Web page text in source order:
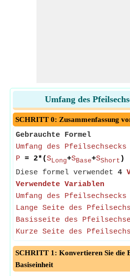
Umfang des
SCHRITT 0: Zusammenfassung
Gebrauchte Formel
Umfang des Pfeilsechsecks
P = 2*(SLong+SBase+SShort )
Diese formel verwendet 4
Verwendete Variablen
Umfang des Pfeilsechsecks
Lange Seite des
Basisseite des
Kurze Seite des
SCHRITT 1: Konvertieren Sie die
Basiseinheit